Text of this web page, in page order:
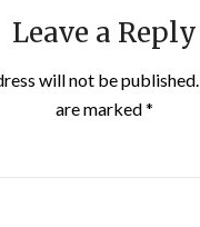
Leave a Reply
will not be published.
are marked*